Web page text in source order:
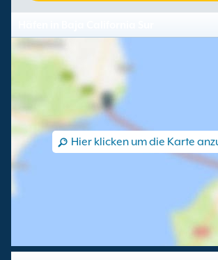
Buchungen Verwalten
Hier klicken um die Karte